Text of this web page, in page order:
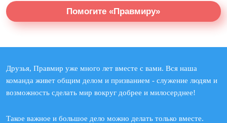
Помогите «Правмиру»
Друзья, Правмир уже много лет вместе с вами. Вся наша
команда живет общим делом и призванием - служение людям и
возможность сделать мир вокруг добрее и милосерднее!
Такое важное и большое дело можно делать только вместе.